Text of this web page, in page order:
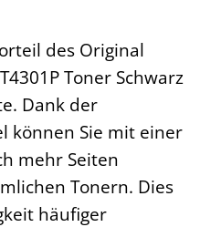
des Original
Toner Schwarz
Dank der
können Sie mit einer
mehr Seiten
Tonern. Dies
häufiger